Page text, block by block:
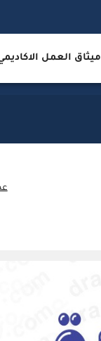
ميثاق العمل